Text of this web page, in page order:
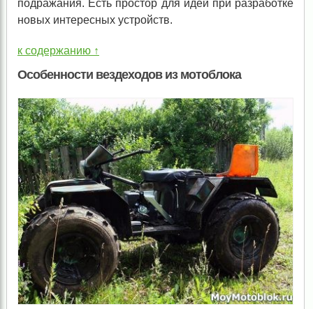
подражания. Есть простор для идей при разработке
новых интересных устройств.
к содержанию ↑
Особенности вездеходов из мотоблока